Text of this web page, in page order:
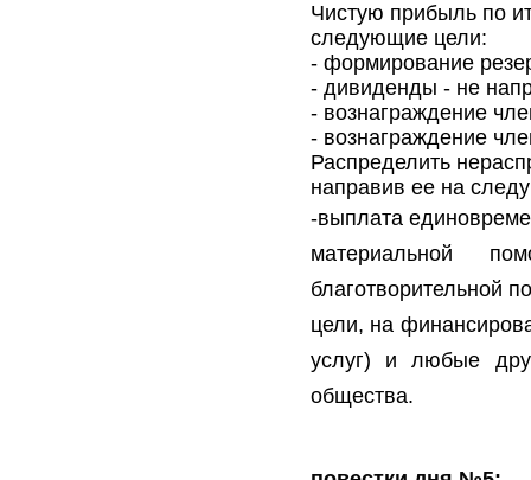
Чистую прибыль по
следующие цели:
- формирование
- дивиденды - не
- вознаграждение
- вознаграждение
Распределить
направив ее на
-выплата
материальной
благотворительной
цели, на
услуг) и любые
общества.